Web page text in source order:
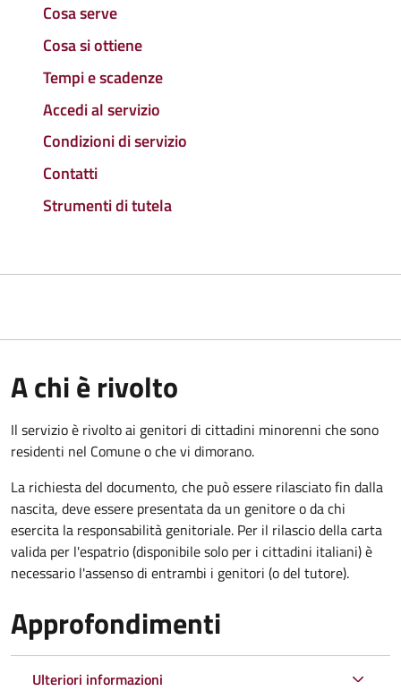
Cosa serve
Cosa si ottiene
Tempi e scadenze
Accedi al servizio
Condizioni di servizio
Contatti
Strumenti di tutela
A chi è rivolto
Il servizio è rivolto ai genitori di cittadini minorenni che sono
residenti nel Comune o che vi dimorano.
La richiesta del documento, che può essere rilasciato fin dalla
nascita, deve essere presentata da un genitore o da chi
esercita la responsabilità genitoriale. Per il rilascio della carta
valida per l'espatrio (disponibile solo per i cittadini italiani) è
necessario l'assenso di entrambi i genitori (o del tutore).
Approfondimenti
Ulteriori informazioni